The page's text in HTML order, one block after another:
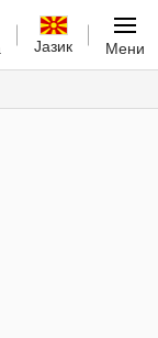
Јазик Мени